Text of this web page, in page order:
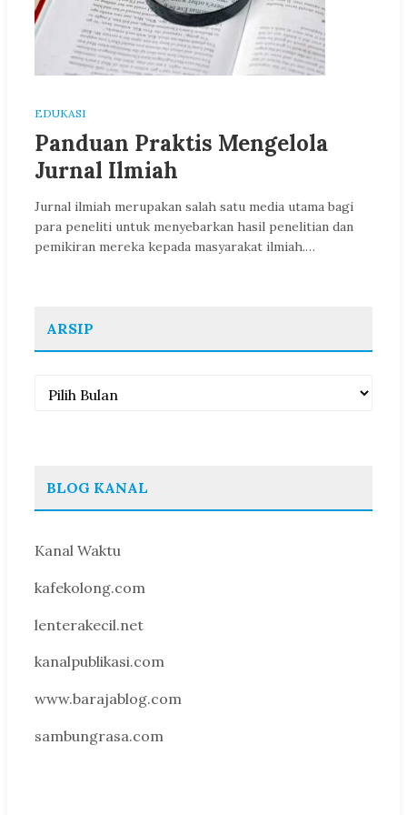
EDUKASI
Panduan Praktis Mengelola
Jurnal Ilmiah
Jurnal ilmiah merupakan salah satu media utama bagi
para peneliti untuk menyebarkan hasil penelitian dan
pemikiran mereka kepada masyarakat ilmiah.…
ARSIP
Arsip
BLOG KANAL
Kanal Waktu
kafekolong.com
lenterakecil.net
kanalpublikasi.com
www.barajablog.com
sambungrasa.com